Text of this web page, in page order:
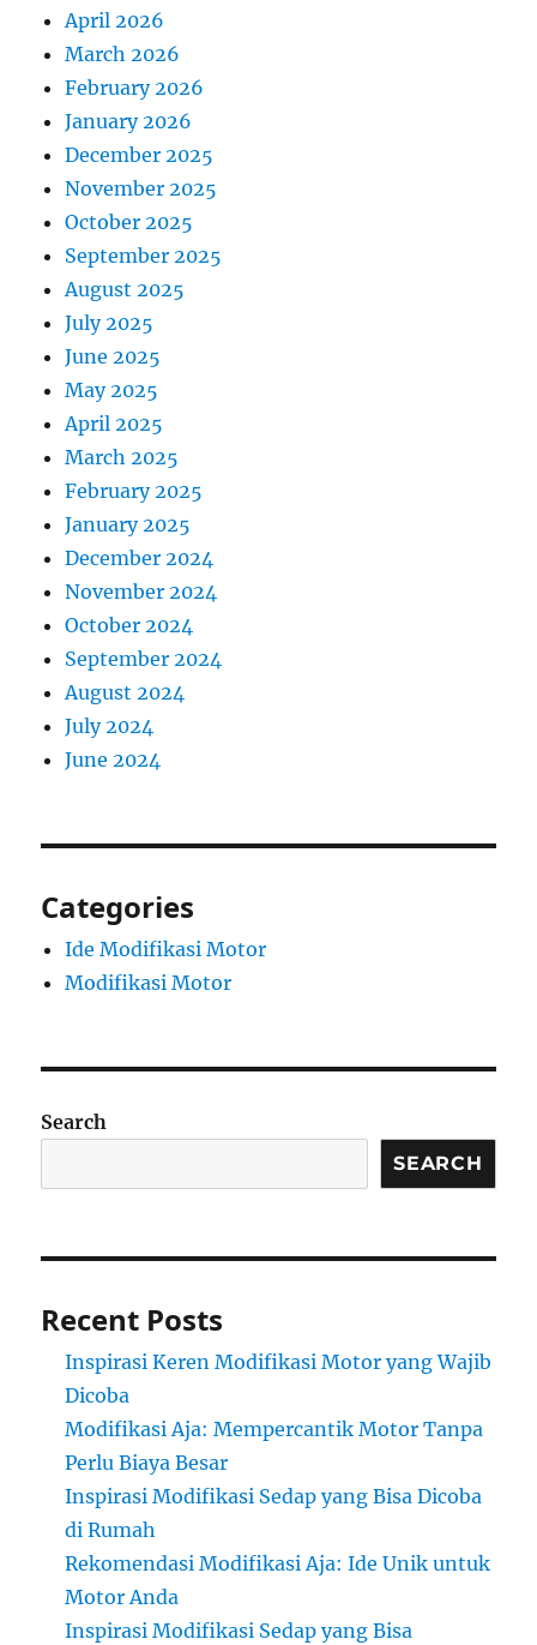
April 2026
March 2026
February 2026
January 2026
December 2025
November 2025
October 2025
September 2025
August 2025
July 2025
June 2025
May 2025
April 2025
March 2025
February 2025
January 2025
December 2024
November 2024
October 2024
September 2024
August 2024
July 2024
June 2024
Categories
Ide Modifikasi Motor
Modifikasi Motor
Search
SEARCH
Recent Posts
Inspirasi Keren Modifikasi Motor yang Wajib
Dicoba
Modifikasi Aja: Mempercantik Motor Tanpa
Perlu Biaya Besar
Inspirasi Modifikasi Sedap yang Bisa Dicoba
di Rumah
Rekomendasi Modifikasi Aja: Ide Unik untuk
Motor Anda
Inspirasi Modifikasi Sedap yang Bisa